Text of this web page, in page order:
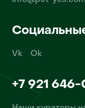
Vk Ok
+7 921